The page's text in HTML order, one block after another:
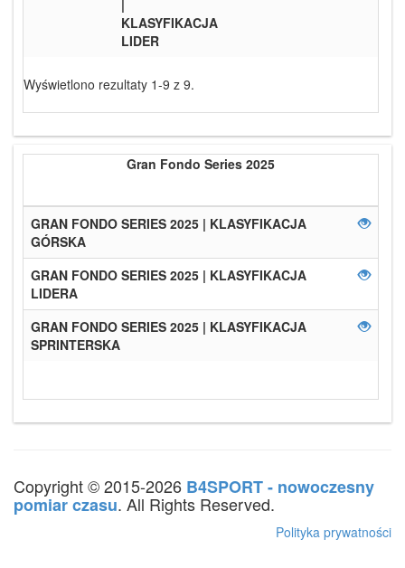
|
KLASYFIKACJA
LIDER
Wyświetlono rezultaty 1-9 z 9.
Gran Fondo Series 2025
GRAN FONDO SERIES 2025 | KLASYFIKACJA
GÓRSKA
GRAN FONDO SERIES 2025 | KLASYFIKACJA
LIDERA
GRAN FONDO SERIES 2025 | KLASYFIKACJA
SPRINTERSKA
Copyright © 2015-2026 B4SPORT - nowoczesny
pomiar czasu. All Rights Reserved.
Polityka prywatności